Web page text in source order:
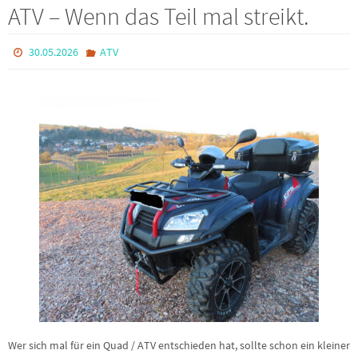
ATV – Wenn das Teil mal streikt.
30.05.2026 ATV
Wer sich mal für ein Quad / ATV entschieden hat, sollte schon ein kleiner